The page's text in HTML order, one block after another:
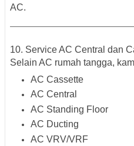
AC.
10. Service AC Central dan
Selain AC rumah tangga,
AC Cassette
AC Central
AC Standing Floor
AC Ducting
AC VRV/VRF